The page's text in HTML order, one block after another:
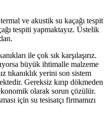
ve akustik su kaçağı tespit
tespiti yapmaktayız. Üstelik
ile çok sık karşılaşırız.
büyük ihtimalle malzeme
tıkanıklık yerini son sistem
Gereksiz kırıp dökmeden
olarak sorun çözülür.
için su tesisatçı firmamızı